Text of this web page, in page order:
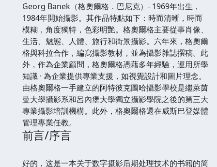
Georg Banek（格奧爾格．巴尼克）- 1969年出生，
1984年開始攝影。其作品特點如下：時而清晰，時而
模糊，角度獨特，色彩明艷。格奧爾格主要從事肖像、
生活、魅態、人體、旅行和街景攝影。六年來，格奧爾
格與科拉合作，編寫攝影教材，並為攝影雜誌撰稿。此
外，作為企業顧問，格奧爾格憑藉多年經驗，運用所學
知識 · 為企業提供專業支援，如視覺設計和圖片理念。
由格奧爾格一手建立的阿特彼克圖哈攝影學校是繼萊茵
曼大學攝影系和呂內堡大學獨立攝影學院之後的第三大
專業攝影培訓機構。此外，格奧爾格還在威斯巴登媒體
管理專業任教。
前言/序言
好的，这是一本关于数字摄影后期处理技术的书籍的简